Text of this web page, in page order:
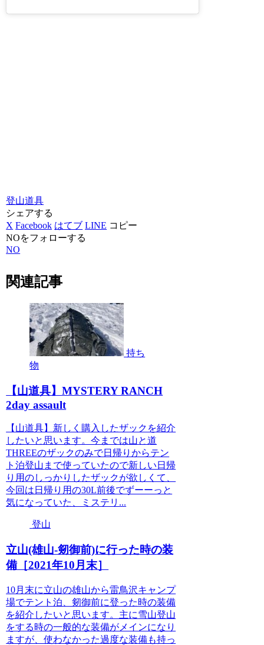
登山道具
シェアする
X Facebook はてブ LINE コピー
NOをフォローする
NO
関連記事
持ち
物
【山道具】MYSTERY RANCH
2day assault
【山道具】新しく購入したザックを紹介
したいと思います。今までは山と道
THREEのザックのみで日帰りからテン
ト泊登山まで使っていたので新しい日帰
り用のしっかりしたザックが欲しくて、
今回は日帰り用の30L前後でずーーっと
気になっていた、ミステリ...
登山
立山(雄山-剱御前)に行った時の装
備［2021年10月末］
10月末に立山の雄山から雷鳥沢キャンプ
場でテント泊、剱御前に登った時の装備
を紹介したいと思います。主に雪山登山
をする時の一般的な装備がメインになり
ますが、使わなかった過度な装備も持っ